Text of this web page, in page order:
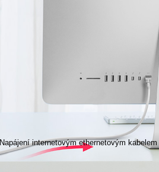
Napájení internetovým ethernetovým kabelem